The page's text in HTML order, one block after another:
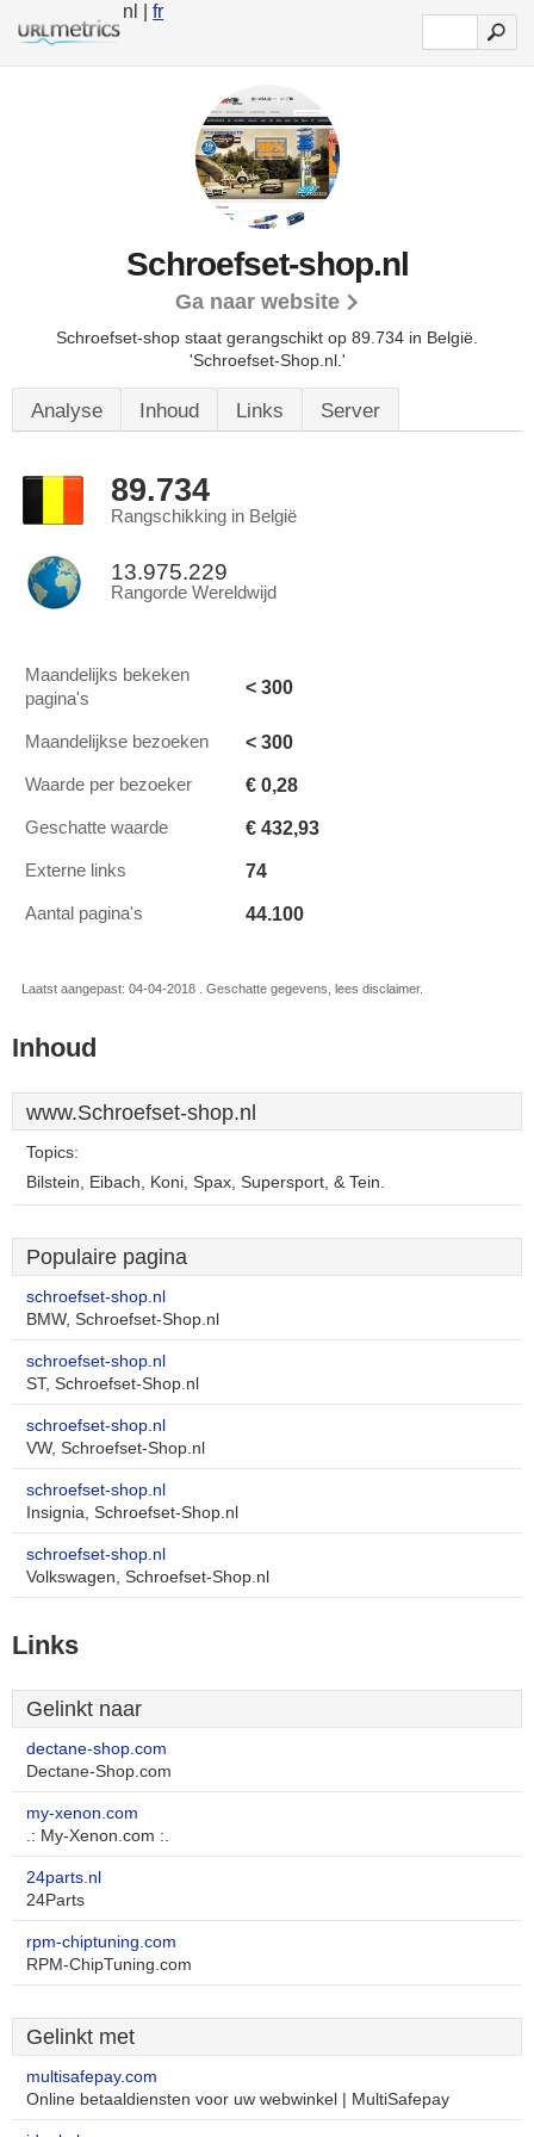
nl |fr
Schroefset-shop.nl
Ga naar website
Schroefset-shop staat gerangschikt op 89.734 in België.
'Schroefset-Shop.nl.'
Analyse Inhoud Links Server
89.734
Rangschikking in België
13.975.229
Rangorde Wereldwijd
Maandelijks bekeken
pagina's
< 300
Maandelijkse bezoeken < 300
Waarde per bezoeker € 0,28
Geschatte waarde € 432,93
Externe links 74
Aantal pagina's 44.100
Laatst aangepast: 04-04-2018 . Geschatte gegevens, lees disclaimer.
Inhoud
www.Schroefset-shop.nl
Topics:
Bilstein, Eibach, Koni, Spax, Supersport, & Tein.
Populaire pagina
schroefset-shop.nl
BMW, Schroefset-Shop.nl
schroefset-shop.nl
ST, Schroefset-Shop.nl
schroefset-shop.nl
VW, Schroefset-Shop.nl
schroefset-shop.nl
Insignia, Schroefset-Shop.nl
schroefset-shop.nl
Volkswagen, Schroefset-Shop.nl
Links
Gelinkt naar
dectane-shop.com
Dectane-Shop.com
my-xenon.com
.: My-Xenon.com :.
24parts.nl
24Parts
rpm-chiptuning.com
RPM-ChipTuning.com
Gelinkt met
multisafepay.com
Online betaaldiensten voor uw webwinkel | MultiSafepay